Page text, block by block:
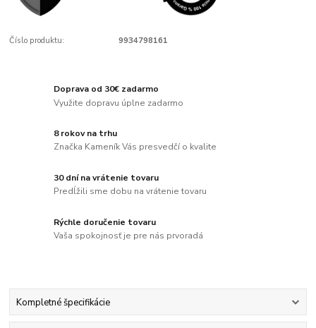
Číslo produktu: 9934798161
Doprava od 30€ zadarmo
Využite dopravu úplne zadarmo
8 rokov na trhu
Značka Kameník Vás presvedčí o kvalite
30 dní na vrátenie tovaru
Predĺžili sme dobu na vrátenie tovaru
Rýchle doručenie tovaru
Vaša spokojnosť je pre nás prvoradá
Kompletné špecifikácie